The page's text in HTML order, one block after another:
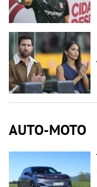
AUTO-MOTO